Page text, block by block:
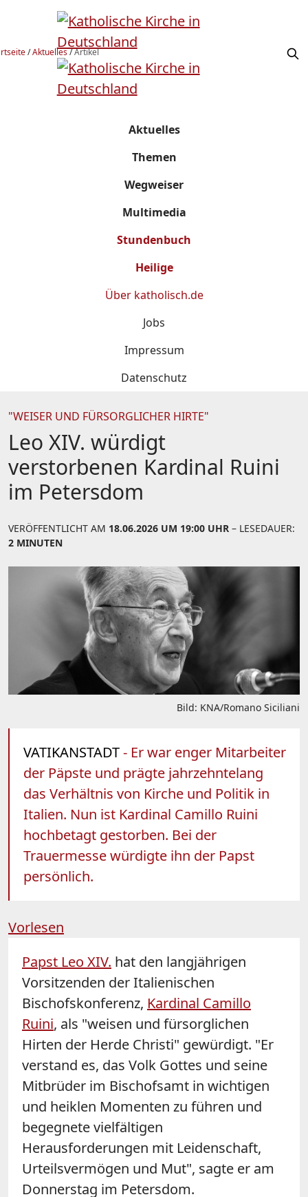
/Aktuelles/Artikel
Aktuelles
Themen
Wegweiser
Multimedia
Stundenbuch
Heilige
Über katholisch.de
Jobs
Impressum
Datenschutz
"WEISER UND FÜRSORGLICHER HIRTE"
Leo XIV. würdigt
verstorbenen Kardinal Ruini
im Petersdom
VERÖFFENTLICHT AM 18.06.2026 UM 19:00 UHR – LESEDAUER:
2 MINUTEN
Bild: KNA/Romano Siciliani
VATIKANSTADT- Er war enger Mitarbeiter
der Päpste und prägte jahrzehntelang
das Verhältnis von Kirche und Politik in
Italien. Nun ist Kardinal Camillo Ruini
hochbetagt gestorben. Bei der
Trauermesse würdigte ihn der Papst
persönlich.
Vorlesen
Papst Leo XIV. hat den langjährigen
Vorsitzenden der Italienischen
Bischofskonferenz, Kardinal Camillo
Ruini, als "weisen und fürsorglichen
Hirten der Herde Christi" gewürdigt. "Er
verstand es, das Volk Gottes und seine
Mitbrüder im Bischofsamt in wichtigen
und heiklen Momenten zu führen und
begegnete vielfältigen
Herausforderungen mit Leidenschaft,
Urteilsvermögen und Mut", sagte er am
Donnerstag im Petersdom.